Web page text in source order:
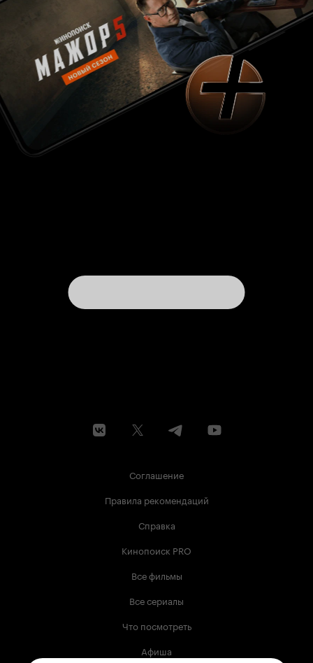
Соглашение
Правила рекомендаций
Справка
Кинопоиск PRO
Все фильмы
Все сериалы
Что посмотреть
Афиша